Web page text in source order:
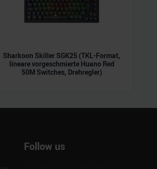
Sharkoon Skiller SGK25 (TKL-Format,
lineare vorgeschmierte Huano Red
50M Switches, Drehregler)
Follow us